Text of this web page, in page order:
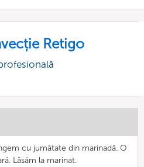
Retigo
cu jumătate din marinadă. O
Lăsăm la marinat.